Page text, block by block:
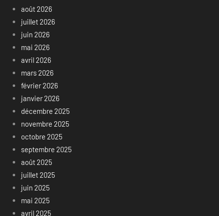
août 2026
juillet 2026
juin 2026
mai 2026
avril 2026
mars 2026
février 2026
janvier 2026
décembre 2025
novembre 2025
octobre 2025
septembre 2025
août 2025
juillet 2025
juin 2025
mai 2025
avril 2025